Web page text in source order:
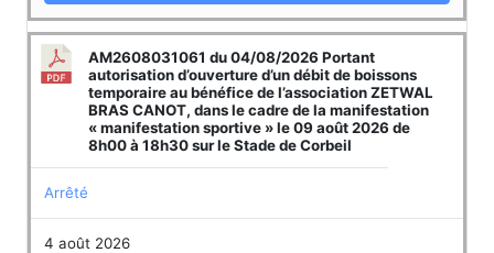
AM2608031061 du 04/08/2026 Portant
autorisation d’ouverture d’un débit de boissons
temporaire au bénéfice de l’association ZETWAL
BRAS CANOT, dans le cadre de la manifestation
« manifestation sportive » le 09 août 2026 de
8h00 à 18h30 sur le Stade de Corbeil
Arrêté
4 août 2026